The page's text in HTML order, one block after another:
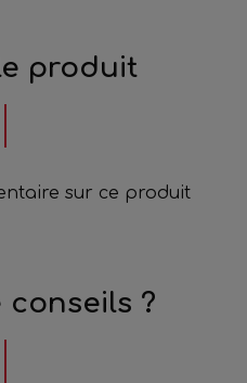
produit
sur ce produit
conseils ?